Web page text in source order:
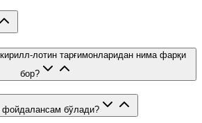
лотин тарғимонларидан нима фарқи
бор?
фойдалансам бўлади?